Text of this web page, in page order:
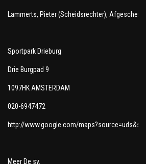
Lammerts, Pieter (Scheidsrechter),
Sportpark Drieburg
Drie Burgpad 9
1097HK AMSTERDAM
020-6947472
http://www.google.com/
Meer De sv.